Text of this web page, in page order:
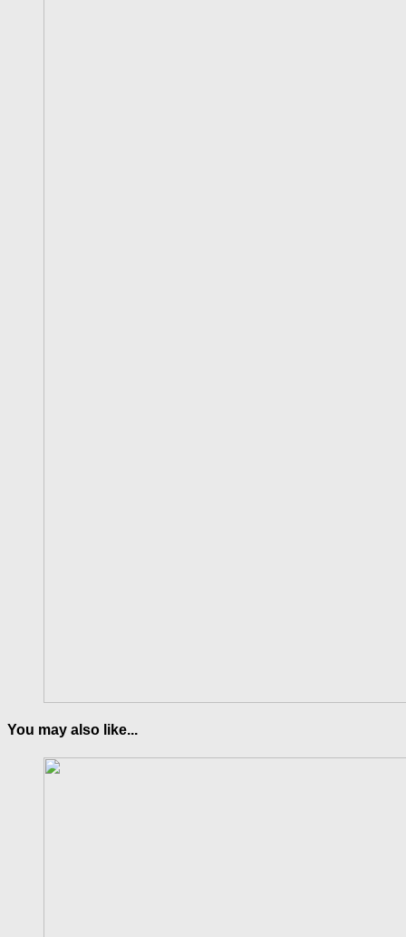
You may also like...